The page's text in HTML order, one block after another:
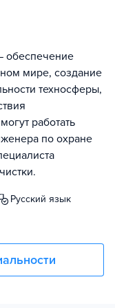
обеспечение
мире, создание
техносферы,
работать
по охране
русский язык